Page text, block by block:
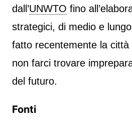
dall’UNWTO fino
strategici, di medio e
fatto recentemente la
non farci trovare
del futuro.
Fonti